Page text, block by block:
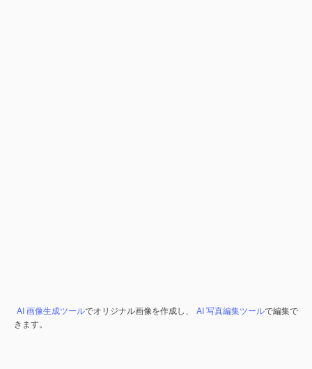
AI 画像生成ツールでオリジナル画像を作成し、 AI 写真編集ツールで編集で
きます。